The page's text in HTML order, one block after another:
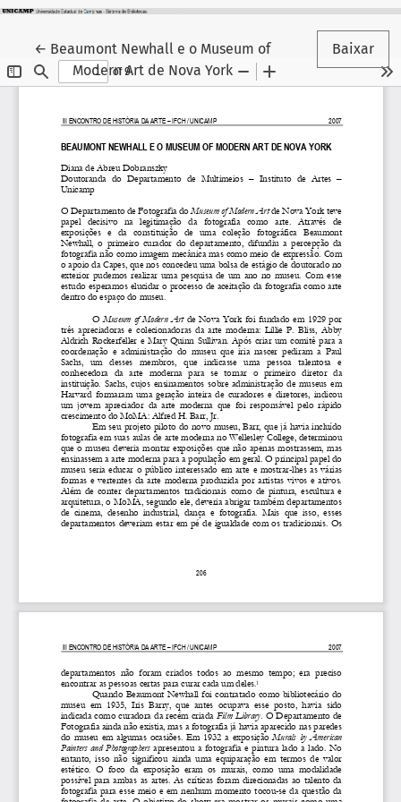
← Voltar aos Detalhes do Artigo
Beaumont Newhall e o Museum of
Modern Art de Nova York
Baixar